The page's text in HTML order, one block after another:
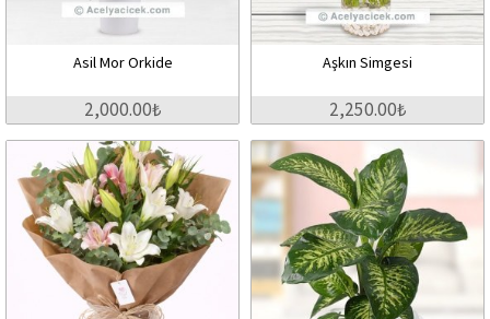
Asil Mor Orkide
2,000.00₺
Aşkın Simgesi
2,250.00₺